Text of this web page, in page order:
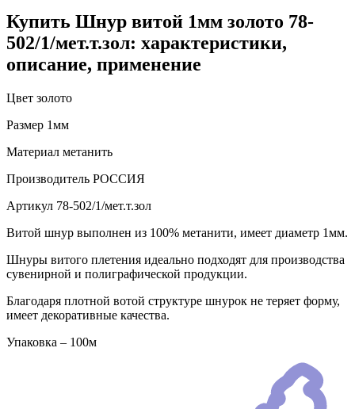
Купить Шнур витой 1мм золото 78-
502/1/мет.т.зол: характеристики,
описание, применение
Цвет золото
Размер 1мм
Материал метанить
Производитель РОССИЯ
Артикул 78-502/1/мет.т.зол
Витой шнур выполнен из 100% метанити, имеет диаметр 1мм.
Шнуры витого плетения идеально подходят для производства
сувенирной и полиграфической продукции.
Благодаря плотной вотой структуре шнурок не теряет форму,
имеет декоративные качества.
Упаковка – 100м